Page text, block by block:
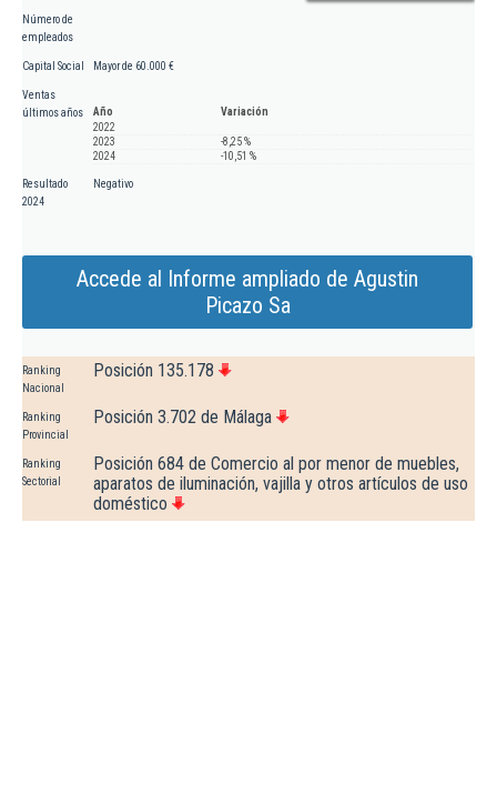
Número de
empleados
Capital Social Mayor de 60.000 €
Ventas
últimos años
Año
Variación
2022
2023
-8,25 %
2024
-10,51 %
Resultado
2024
Negativo
Accede al Informe ampliado de Agustin
Picazo Sa
Ranking
Nacional
Posición 135.178
Ranking
Provincial
Posición 3.702 de Málaga
Ranking
Sectorial
Posición 684 de Comercio al por menor de muebles,
aparatos de iluminación, vajilla y otros artículos de uso
doméstico